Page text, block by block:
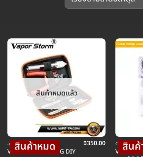
สินค้าหมดแล้ว
อุปกรณ์ บุหรี่ไฟฟ้า
VAPOR STORM BAG DIY
฿350.00 COIL คอยล์
VAPOR